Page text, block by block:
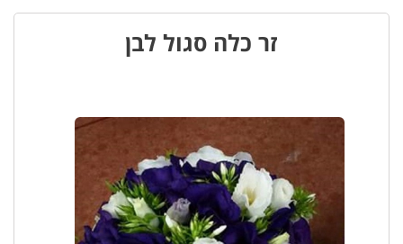
זר כלה סגול לבן